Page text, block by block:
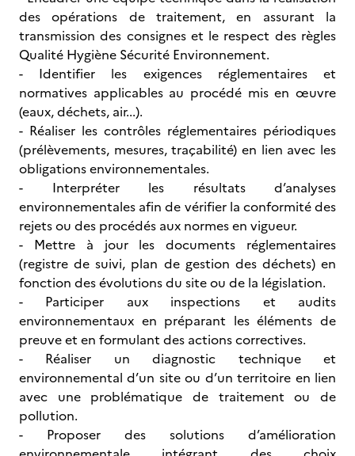
des opérations de traitement, en assurant la
transmission des consignes et le respect des règles
Qualité Hygiène Sécurité Environnement.
- Identifier les exigences réglementaires et
normatives applicables au procédé mis en œuvre
(eaux, déchets, air...).
- Réaliser les contrôles réglementaires périodiques
(prélèvements, mesures, traçabilité) en lien avec les
obligations environnementales.
- Interpréter les résultats d’analyses
environnementales afin de vérifier la conformité des
rejets ou des procédés aux normes en vigueur.
- Mettre à jour les documents réglementaires
(registre de suivi, plan de gestion des déchets) en
fonction des évolutions du site ou de la législation.
- Participer aux inspections et audits
environnementaux en préparant les éléments de
preuve et en formulant des actions correctives.
- Réaliser un diagnostic technique et
environnemental d’un site ou d’un territoire en lien
avec une problématique de traitement ou de
pollution.
- Proposer des solutions d’amélioration